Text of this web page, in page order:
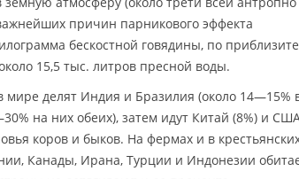
причин парникового эффекта
бескостной говядины, по
15,5 тыс. литров пресной воды.
мире делят Индия и Бразилия (около 14—15%
на них обеих), затем идут Китай (8%) и
коров и быков. На фермах и в
Канады, Ирана, Турции и Индонезии